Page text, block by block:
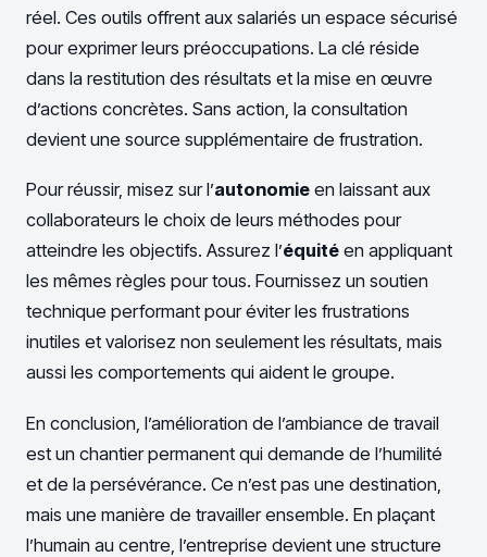
réel. Ces outils offrent aux salariés un espace sécurisé
pour exprimer leurs préoccupations. La clé réside
dans la restitution des résultats et la mise en œuvre
d’actions concrètes. Sans action, la consultation
devient une source supplémentaire de frustration.
Pour réussir, misez sur l’autonomie en laissant aux
collaborateurs le choix de leurs méthodes pour
atteindre les objectifs. Assurez l’équité en appliquant
les mêmes règles pour tous. Fournissez un soutien
technique performant pour éviter les frustrations
inutiles et valorisez non seulement les résultats, mais
aussi les comportements qui aident le groupe.
En conclusion, l’amélioration de l’ambiance de travail
est un chantier permanent qui demande de l’humilité
et de la persévérance. Ce n’est pas une destination,
mais une manière de travailler ensemble. En plaçant
l’humain au centre, l’entreprise devient une structure